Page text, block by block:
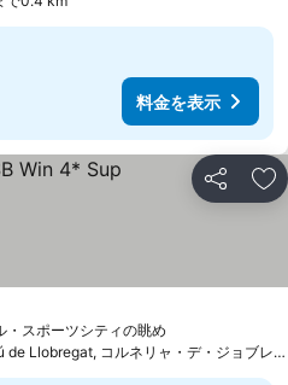
料金を表示
シェア お
・スポーツシティの眺め
de Llobregat, コルネリャ・デ・ジョブレ